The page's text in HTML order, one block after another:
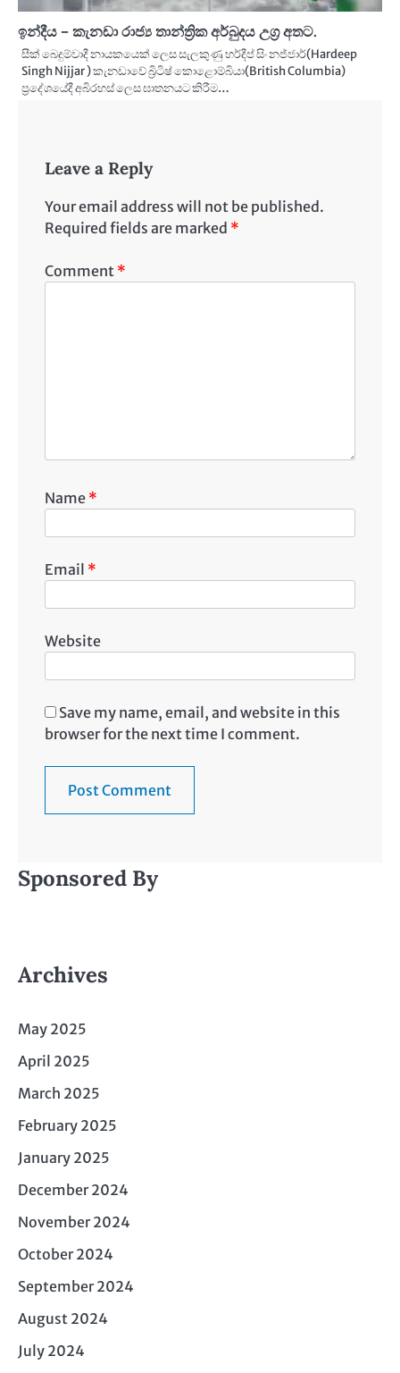
ඉන්දීය – කැනඩා රාජ්‍ය තාන්ත්‍රික අර්බුදය උග්‍ර අතට.
සීක් බෙදුම්වාදී නායකයෙක් ලෙස සැලකුණු හර්දීප් සිං නජ්ජාර්(Hardeep
Singh Nijjar ) කැනඩාවේ බ්‍රිටිෂ් කොළොම්බියා(British Columbia)
ප්‍රදේශයේදී අබිරහස් ලෙස ඝාතනයට කිරීම…
Leave a Reply
Your email address will not be published.
Required fields are marked *
Comment *
Name *
Email *
Website
Save my name, email, and website in this
browser for the next time I comment.
Sponsored By
Archives
May 2025
April 2025
March 2025
February 2025
January 2025
December 2024
November 2024
October 2024
September 2024
August 2024
July 2024